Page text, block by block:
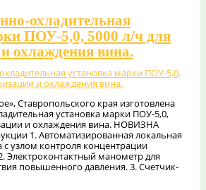
охладительная
ПОУ-5,0, 5000 л/ч для
охлаждения вина.
Ставропольского края изготовлена
установка марки ПОУ-5,0,
и охлаждения вина. НОВИЗНА
1. Автоматизированная локальная
с узлом контроля концентрации
Электроконтактный манометр для
повышенного давления. 3. Счетчик-